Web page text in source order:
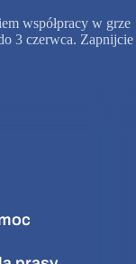
współpracy w grze
3 czerwca. Zapnijcie